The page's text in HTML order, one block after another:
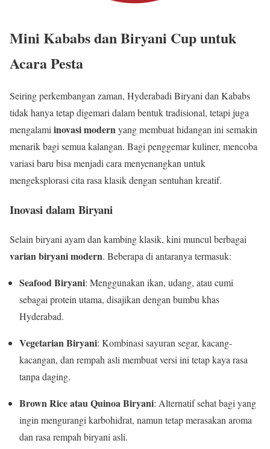
Mini Kababs dan Biryani Cup untuk
Acara Pesta
Seiring perkembangan zaman, Hyderabadi Biryani dan Kababs
tidak hanya tetap digemari dalam bentuk tradisional, tetapi juga
mengalamiinovasi modernyang membuat hidangan ini semakin
menarik bagi semua kalangan. Bagi penggemar kuliner, mencoba
variasi baru bisa menjadi cara menyenangkan untuk
mengeksplorasi cita rasa klasik dengan sentuhan kreatif.
Inovasi dalam Biryani
Selain biryani ayam dan kambing klasik, kini muncul berbagai
varian biryani modern. Beberapa di antaranya termasuk:
Seafood Biryani: Menggunakan ikan, udang, atau cumi
sebagai protein utama, disajikan dengan bumbu khas
Hyderabad.
Vegetarian Biryani: Kombinasi sayuran segar, kacang-
kacangan, dan rempah asli membuat versi ini tetap kaya rasa
tanpa daging.
Brown Rice atau Quinoa Biryani: Alternatif sehat bagi yang
ingin mengurangi karbohidrat, namun tetap merasakan aroma
dan rasa rempah biryani asli.